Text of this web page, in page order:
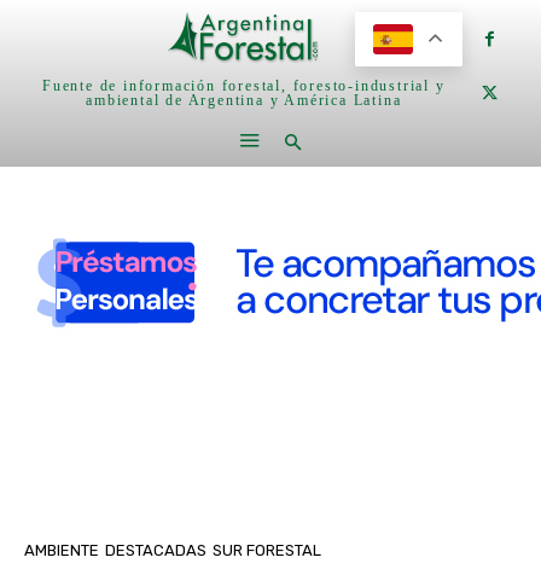
Fuente de información forestal, foresto-industrial y
ambiental de Argentina y América Latina
AMBIENTE DESTACADAS SUR FORESTAL